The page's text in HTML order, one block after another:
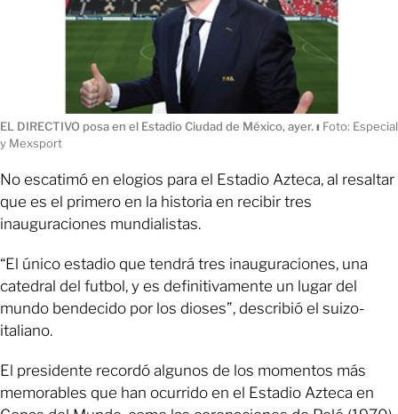
EL DIRECTIVO posa en el Estadio Ciudad de México, ayer. ı Foto: Especial
y Mexsport
No escatimó en elogios para el Estadio Azteca, al resaltar
que es el primero en la historia en recibir tres
inauguraciones mundialistas.
“El único estadio que tendrá tres inauguraciones, una
catedral del futbol, y es definitivamente un lugar del
mundo bendecido por los dioses”, describió el suizo-
italiano.
El presidente recordó algunos de los momentos más
memorables que han ocurrido en el Estadio Azteca en